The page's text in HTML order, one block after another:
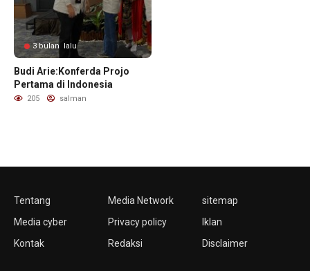
3 bulan lalu
Budi Arie:Konferda Projo
Pertama di Indonesia
205 salman
Tentang
Media cyber
Kontak
Media Network
Privacy policy
Redaksi
sitemap
Iklan
Disclaimer